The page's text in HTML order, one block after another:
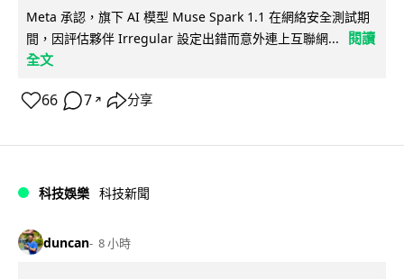
Meta 承認，旗下 AI 模型 Muse Spark 1.1 在網絡安全測試期
間，因評估夥伴 Irregular 設定出錯而意外連上互聯網...
閱讀
全文
66 7 ↗ 分享
科技娛樂 科技新聞
duncan 8 小時